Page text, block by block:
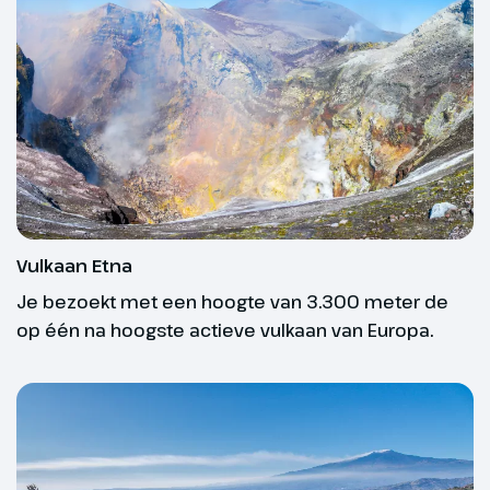
Vulkaan Etna
Je bezoekt met een hoogte van 3.300 meter de
op één na hoogste actieve vulkaan van Europa.
de omgeving van Toarmina waar
we de rest van de middag vrij
kunnen besteden.
Optioneel
Per kabelbaan en jeep
naar de Etna
Per kabelbaan en jeep
naar de Etna (€95,- p.p.)
dagen voor vertrek;
Reisduur vanaf 11 dagen: uiterlijk 21 dagen
voor vertrek.
De aanvangsdatum van jouw groepsreis geldt altijd
als uitgangspunt.
Gegarandeerd vertrek
doorgaat? Bij een georganiseerde reis is dat altijd
afhankelijk van het aantal deelnemers. Toch willen
bieden wij reizen aan met ‘gegarandeerd vertrek’.